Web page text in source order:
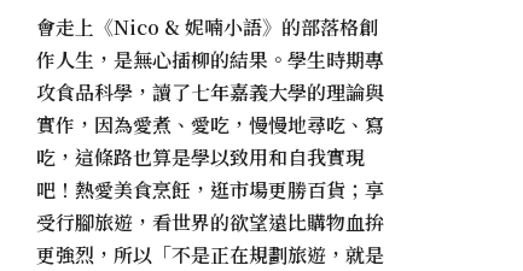
會走上《Nico & 妮喃小語》的部落格創
作人生，是無心插柳的結果。學生時期專
攻食品科學，讀了七年嘉義大學的理論與
實作，因為愛煮、愛吃，慢慢地尋吃、寫
吃，這條路也算是學以致用和自我實現
吧！熱愛美食烹飪，逛市場更勝百貨；享
受行腳旅遊，看世界的欲望遠比購物血拚
更強烈，所以「不是正在規劃旅遊，就是